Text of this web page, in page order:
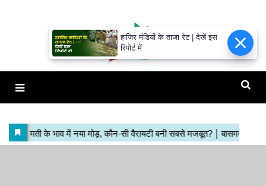
हाजिर मंडियों के ताजा रेट | देखें इस
रिपोर्ट में